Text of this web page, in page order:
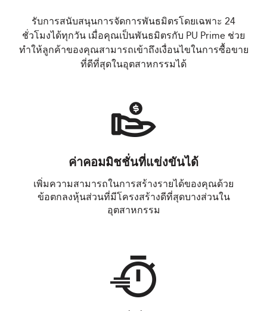
รับการสนับสนุนการจัดการพันธมิตรโดยเฉพาะ 24
ชั่วโมงได้ทุกวัน เมื่อคุณเป็นพันธมิตรกับ PU Prime ช่วย
ทำให้ลูกค้าของคุณสามารถเข้าถึงเงื่อนไขในการซื้อขาย
ที่ดีที่สุดในอุตสาหกรรมได้
ค่าคอมมิชชั่นที่แข่งขันได้
เพิ่มความสามารถในการสร้างรายได้ของคุณด้วย
ข้อตกลงหุ้นส่วนที่มีโครงสร้างดีที่สุดบางส่วนใน
อุตสาหกรรม